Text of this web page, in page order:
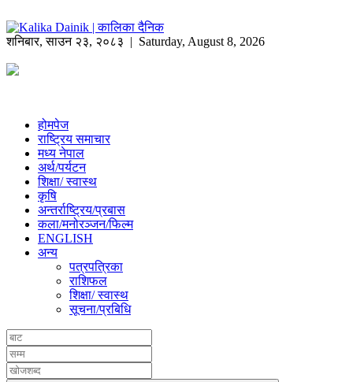
शनिबार,साउन २३, २०८३ | Saturday, August 8, 2026
होमपेज
राष्ट्रिय समाचार
मध्य नेपाल
अर्थ/पर्यटन
शिक्षा/ स्वास्थ
कृषि
अन्तर्राष्ट्रिय/प्रबास
कला/मनोरञ्जन/फिल्म
ENGLISH
अन्य
पत्रपत्रिका
राशिफल
शिक्षा/ स्वास्थ
सूचना/प्रबिधि